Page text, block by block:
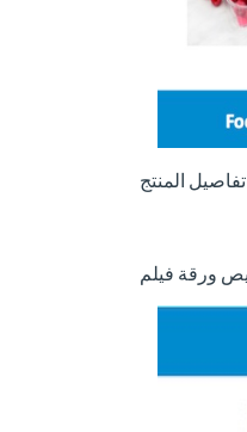
تفاصيل المنتج